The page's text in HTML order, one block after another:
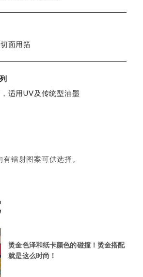
面用箔
适用UV及传统型油墨
镭射图案可供选择。
烫金色泽和纸卡颜色的碰撞！烫金搭配
就是这么时尚！